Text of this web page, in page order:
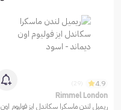
4.9
Rimmel London
ريميل لندن ماسكرا سكاندل ايز فوليوم اون